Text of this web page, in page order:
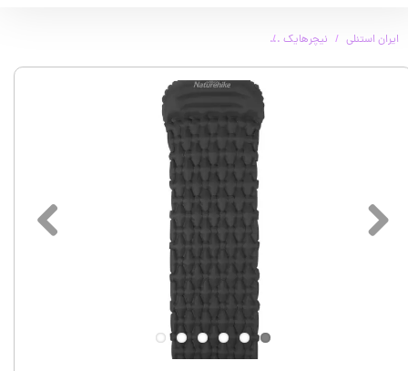
ایران استنلی نیچرهایک